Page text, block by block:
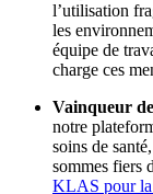
l’utilisation
les
équipe de
charge ces
Vainqueur
notre
soins de
sommes fiers
KLAS pour la